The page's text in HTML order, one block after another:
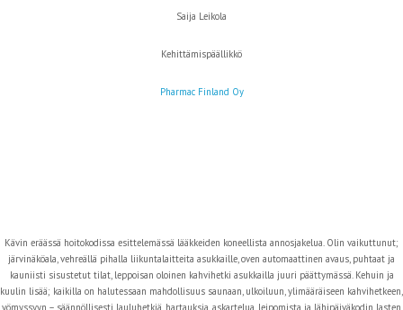
Saija Leikola
Kehittämispäällikkö
Pharmac Finland Oy
Kävin eräässä hoitokodissa esittelemässä lääkkeiden koneellista annosjakelua. Olin vaikuttunut;
järvinäköala, vehreällä pihalla liikuntalaitteita asukkaille, oven automaattinen avaus, puhtaat ja
kauniisti sisustetut tilat, leppoisan oloinen kahvihetki asukkailla juuri päättymässä. Kehuin ja
kuulin lisää; kaikilla on halutessaan mahdollisuus saunaan, ulkoiluun, ylimääräiseen kahvihetkeen,
yömyssyyn – säännöllisesti lauluhetkiä, hartauksia, askartelua, leipomista ja lähipäiväkodin lasten